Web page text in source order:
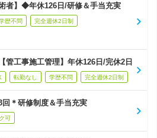
者】◆年休126日/研修＆手当充実
歴不問 完全週休2日制
管工事施工管理】年休126日/完休2日
転勤なし 学歴不問 完全週休2日制
＊研修制度＆手当充実
可